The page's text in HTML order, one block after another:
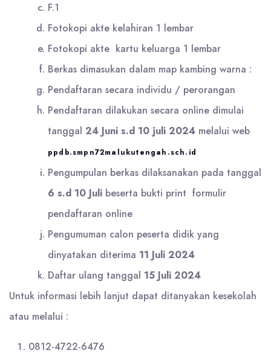
F.1
Fotokopi akte kelahiran 1 lembar
Fotokopi akte kartu keluarga 1 lembar
Berkas dimasukan dalam map kambing warna :
Pendaftaran secara individu / perorangan
Pendaftaran dilakukan secara online dimulai
tanggal 24 Juni s.d 10 juli 2024 melalui web
ppdb.smpn72malukutengah.sch.id
Pengumpulan berkas dilaksanakan pada tanggal
6 s.d 10 Juli beserta bukti print formulir
pendaftaran online
Pengumuman calon peserta didik yang
dinyatakan diterima 11 Juli 2024
Daftar ulang tanggal 15 Juli 2024
Untuk informasi lebih lanjut dapat ditanyakan kesekolah
atau melalui :
0812-4722-6476